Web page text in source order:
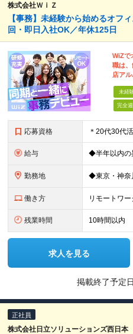
株式会社ＷｉＺ
【事務】未経験から始めるオフ
回・即日入社OK／年休125日
WiZで
職は
店アル
未経
完全
応募資格
給与
勤務地
働き方 リモートワー
残業時間 10時間以内
求人を見る
掲載終了予定
正社員
株式会社日立ソリューションズ西日本